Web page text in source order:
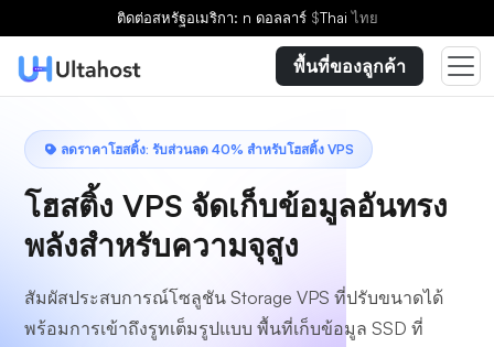
ติดต่อสหรัฐอเมริกา: n ดอลลาร์ $Thaiไทย
พื้นที่ของลูกค้า
ลดราคาโฮสติ้ง: รับส่วนลด 40% สำหรับโฮสติ้ง VPS
โฮสติ้ง VPS จัดเก็บข้อมูลอันทรง
พลังสำหรับความจุสูง
สัมผัสประสบการณ์โซลูชัน Storage VPS ที่ปรับขนาดได้
พร้อมการเข้าถึงรูทเต็มรูปแบบ พื้นที่เก็บข้อมูล SSD ที่